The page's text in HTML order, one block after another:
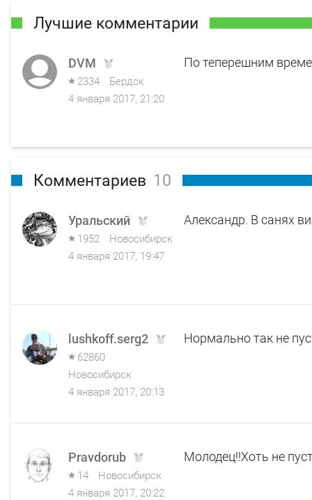
Лучшие комментарии
DVM
2334
Бердск
4 января 2017, 21:20
По теперешним
Комментариев 10
Уральский
1952
Новосибирск
4 января 2017, 19:47
Александр. В санях
lushkoff.serg2
62860
Новосибирск
4 января 2017, 20:13
Нормально так не
Pravdorub
14
Новосибирск
4 января 2017, 20:22
Молодец!!Хоть не